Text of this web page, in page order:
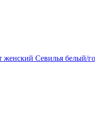
женский Севилья белый/